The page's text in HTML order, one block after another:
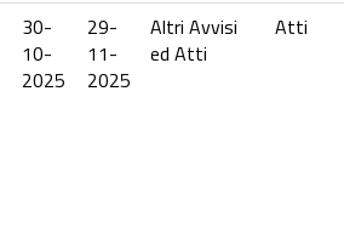
30-
10-
2025
29-
11-
2025
Altri Avvisi
ed Atti
Atti